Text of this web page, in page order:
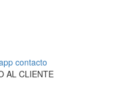
AL CLIENTE